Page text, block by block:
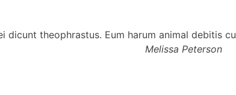
dicunt theophrastus. Eum harum animal debitis cu
Melissa Peterson